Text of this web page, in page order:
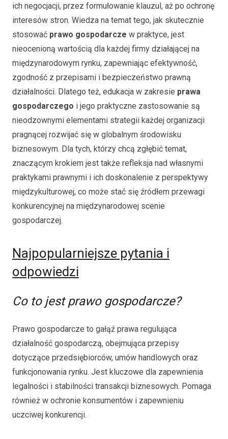
ich negocjacji, przez formułowanie klauzul, aż po ochronę
interesów stron. Wiedza na temat tego, jak skutecznie
stosować prawo gospodarcze w praktyce, jest
nieocenioną wartością dla każdej firmy działającej na
międzynarodowym rynku, zapewniając efektywność,
zgodność z przepisami i bezpieczeństwo prawną
działalności. Dlatego też, edukacja w zakresie prawa
gospodarczego i jego praktyczne zastosowanie są
nieodzownymi elementami strategii każdej organizacji
pragnącej rozwijać się w globalnym środowisku
biznesowym. Dla tych, którzy chcą zgłębić temat,
znaczącym krokiem jest także refleksja nad własnymi
praktykami prawnymi i ich doskonalenie z perspektywy
międzykulturowej, co może stać się źródłem przewagi
konkurencyjnej na międzynarodowej scenie
gospodarczej.
Najpopularniejsze pytania i
odpowiedzi
Co to jest prawo gospodarcze?
Prawo gospodarcze to gałąź prawa regulująca
działalność gospodarczą, obejmująca przepisy
dotyczące przedsiębiorców, umów handlowych oraz
funkcjonowania rynku. Jest kluczowe dla zapewnienia
legalności i stabilności transakcji biznesowych. Pomaga
również w ochronie konsumentów i zapewnieniu
uczciwej konkurencji.